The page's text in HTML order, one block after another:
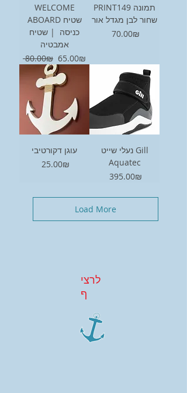
WELCOME
ABOARD שטיח
כניסה | שטיח
אמבטיה
Regular Price
‏80.00 ‏₪ Sale Price
‏65.00 ‏₪
PRINT149 תמונה
שחור לבן מגדל אור
Price ‏70.00 ‏₪
עוגן דקורטיבי
Price ‏25.00 ‏₪
נעלי שייט Gill
Aquatec
Price
‏395.00 ‏₪
Load More
לרצי
ף